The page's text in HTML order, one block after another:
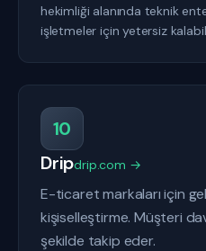
hekimliği alanında teknik
işletmeler için yetersiz
10
Dripdrip.com →
E-ticaret markaları için
kişiselleştirme. Müşteri
şekilde takip eder.